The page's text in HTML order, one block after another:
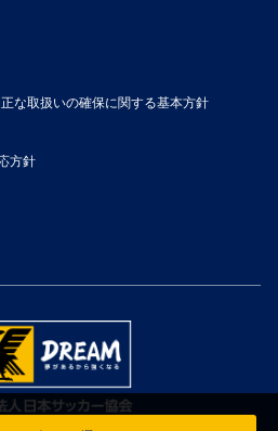
な取扱いの確保に関する基本方針
方針